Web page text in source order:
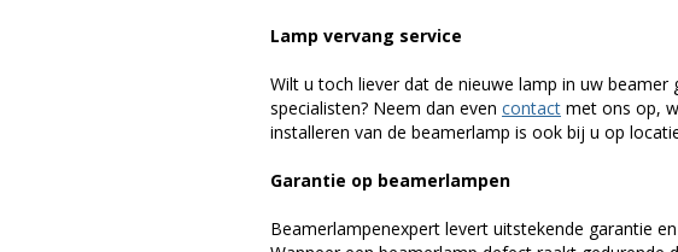
Lamp vervang service
Wilt u toch liever dat de nieuwe lamp in uw
specialisten? Neem dan even contact met ons op,
installeren van de beamerlamp is ook bij u op
Garantie op beamerlampen
Beamerlampenexpert levert uitstekende garantie